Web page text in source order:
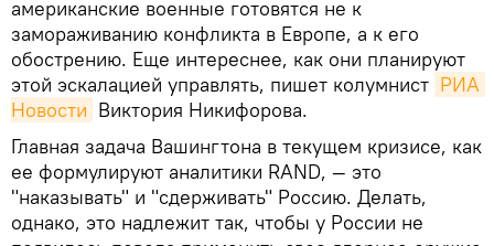
американские военные готовятся не к
замораживанию конфликта в Европе, а к его
обострению. Еще интереснее, как они планируют
этой эскалацией управлять, пишет колумнист РИА
Новости Виктория Никифорова.
Главная задача Вашингтона в текущем кризисе, как
ее формулируют аналитики RAND, — это
"наказывать" и "сдерживать" Россию. Делать,
однако, это надлежит так, чтобы у России не